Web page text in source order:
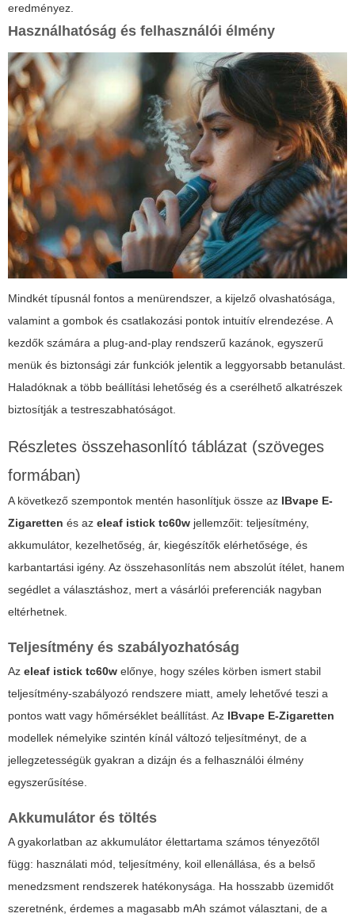
eredményez.
Használhatóság és felhasználói élmény
Mindkét típusnál fontos a menürendszer, a kijelző olvashatósága,
valamint a gombok és csatlakozási pontok intuitív elrendezése. A
kezdők számára a plug-and-play rendszerű kazánok, egyszerű
menük és biztonsági zár funkciók jelentik a leggyorsabb betanulást.
Haladóknak a több beállítási lehetőség és a cserélhető alkatrészek
biztosítják a testreszabhatóságot.
Részletes összehasonlító táblázat (szöveges
formában)
A következő szempontok mentén hasonlítjuk össze az IBvape E-
Zigaretten és az eleaf istick tc60w jellemzőit: teljesítmény,
akkumulátor, kezelhetőség, ár, kiegészítők elérhetősége, és
karbantartási igény. Az összehasonlítás nem abszolút ítélet, hanem
segédlet a választáshoz, mert a vásárlói preferenciák nagyban
eltérhetnek.
Teljesítmény és szabályozhatóság
Az eleaf istick tc60w előnye, hogy széles körben ismert stabil
teljesítmény-szabályozó rendszere miatt, amely lehetővé teszi a
pontos watt vagy hőmérséklet beállítást. Az IBvape E-Zigaretten
modellek némelyike szintén kínál változó teljesítményt, de a
jellegzetességük gyakran a dizájn és a felhasználói élmény
egyszerűsítése.
Akkumulátor és töltés
A gyakorlatban az akkumulátor élettartama számos tényezőtől
függ: használati mód, teljesítmény, koil ellenállása, és a belső
menedzsment rendszerek hatékonysága. Ha hosszabb üzemidőt
szeretnénk, érdemes a magasabb mAh számot választani, de a